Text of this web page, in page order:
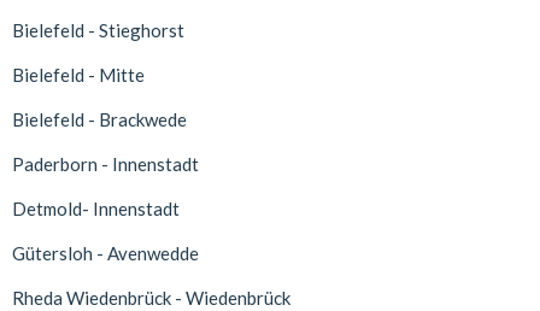
Bielefeld - Stieghorst
Bielefeld - Mitte
Bielefeld - Brackwede
Paderborn - Innenstadt
Detmold- Innenstadt
Gütersloh - Avenwedde
Rheda Wiedenbrück - Wiedenbrück